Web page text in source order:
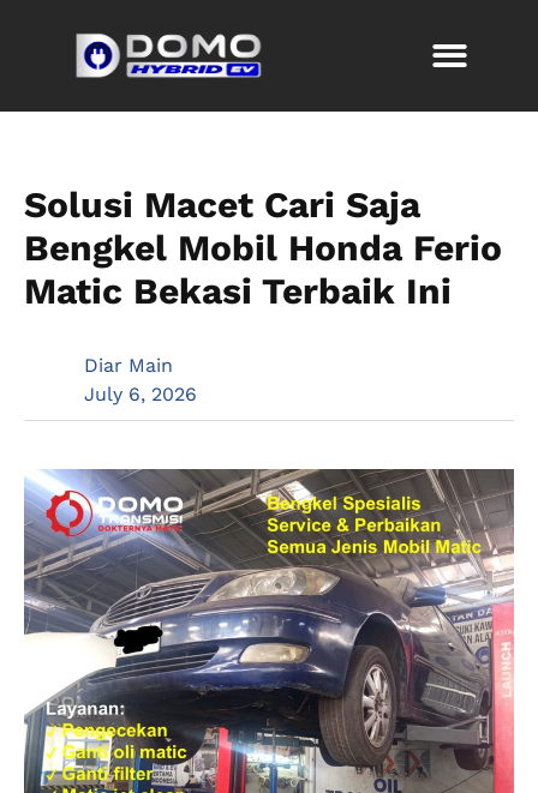
Solusi Macet Cari Saja
Bengkel Mobil Honda Ferio
Matic Bekasi Terbaik Ini
Diar Main
July 6, 2026